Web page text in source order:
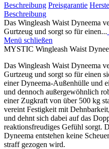
Beschreibung Preisgarantie
Beschreibung
Das Wingleash Waist Dyneema
Gurtzeug und sorgt so für einen...
Menü schließen
MYSTIC Wingleash Waist
Das Wingleash Waist Dyneema
Gurtzeug und sorgt so für einen
einer Dyneema-Außenhülle und
und dennoch außergewöhnlich
einer Zugkraft von über 500 kg
vereint Festigkeit mit
und dehnt sich dabei auf das
reaktionsfreudiges Gefühl sorgt.
Dyneema entstehen keine
straff gezogen wird.